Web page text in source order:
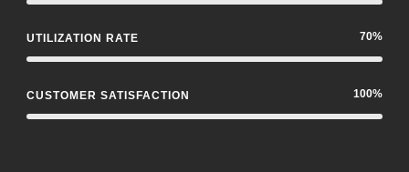
UTILIZATION RATE 70%
CUSTOMER SATISFACTION 100%